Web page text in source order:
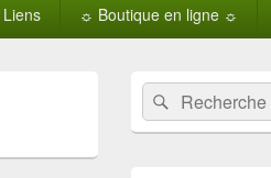
Liens ☼ Boutique en ligne ☼
Zone
principale
de
widget
Recherche :Rechercher